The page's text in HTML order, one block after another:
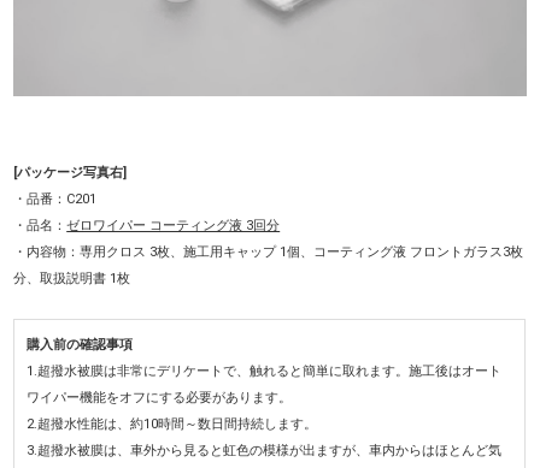
[パッケージ写真右]
・品番：C201
・品名：ゼロワイパー コーティング液 3回分
・内容物：専用クロス 3枚、施工用キャップ 1個、コーティング液 フロントガラス3枚
分、取扱説明書 1枚
購入前の確認事項
1.超撥水被膜は非常にデリケートで、触れると簡単に取れます。施工後はオート
ワイパー機能をオフにする必要があります。
2.超撥水性能は、約10時間～数日間持続します。
3.超撥水被膜は、車外から見ると虹色の模様が出ますが、車内からはほとんど気